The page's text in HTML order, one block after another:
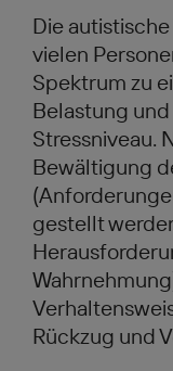
Die
vielen
Spektrum zu
Belastung
Stressniveau.
Bewältigung
gestellt
Rückzug und